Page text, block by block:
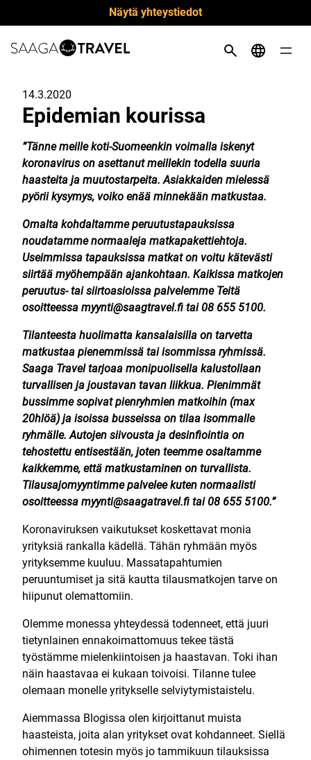
suoraan
sisältöön
Näytä yhteystiedot
14.3.2020
Epidemian kourissa
”Tänne meille koti-Suomeenkin voimalla iskenyt
koronavirus on asettanut meillekin todella suuria
haasteita ja muutostarpeita. Asiakkaiden mielessä
pyörii kysymys, voiko enää minnekään matkustaa.
Omalta kohdaltamme peruutustapauksissa
noudatamme normaaleja matkapakettiehtoja.
Useimmissa tapauksissa matkat on voitu kätevästi
siirtää myöhempään ajankohtaan. Kaikissa matkojen
peruutus- tai siirtoasioissa palvelemme Teitä
osoitteessa myynti@saagtravel.fi tai 08 655 5100.
Tilanteesta huolimatta kansalaisilla on tarvetta
matkustaa pienemmissä tai isommissa ryhmissä.
Saaga Travel tarjoaa monipuolisella kalustollaan
turvallisen ja joustavan tavan liikkua. Pienimmät
bussimme sopivat pienryhmien matkoihin (max
20hlöä) ja isoissa busseissa on tilaa isommalle
ryhmälle. Autojen siivousta ja desinfiointia on
tehostettu entisestään, joten teemme osaltamme
kaikkemme, että matkustaminen on turvallista.
Tilausajomyyntimme palvelee kuten normaalisti
osoitteessa myynti@saagatravel.fi tai 08 655 5100.”
Koronaviruksen vaikutukset koskettavat monia
yrityksiä rankalla kädellä. Tähän ryhmään myös
yrityksemme kuuluu. Massatapahtumien
peruuntumiset ja sitä kautta tilausmatkojen tarve on
hiipunut olemattomiin.
Olemme monessa yhteydessä todenneet, että juuri
tietynlainen ennakoimattomuus tekee tästä
työstämme mielenkiintoisen ja haastavan. Toki ihan
näin haastavaa ei kukaan toivoisi. Tilanne tulee
olemaan monelle yritykselle selviytymistaistelu.
Aiemmassa Blogissa olen kirjoittanut muista
haasteista, joita alan yritykset ovat kohdanneet. Siellä
ohimennen totesin myös jo tammikuun tilauksissa